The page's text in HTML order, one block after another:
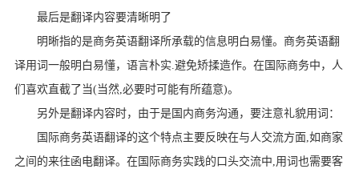
最后是翻译内容要清晰明了
明晰指的是商务英语翻译所承载的信息明白易懂。商务英语翻
译用词一般明白易懂，语言朴实 避免矫揉造作。在国际商务中，人
们喜欢直截了当(当然, 必要时可能有所蕴意)。
另外是翻译内容时，由于是国内商务沟通，要注意礼貌用词：
国际商务英语翻译的这个特点主要反映在与人交流方面 如商家
之间的来往函电翻译。在国际商务实践的口头交流中 用词也需要客